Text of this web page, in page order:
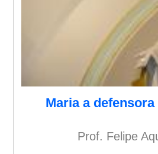
Maria a
Prof. Felipe